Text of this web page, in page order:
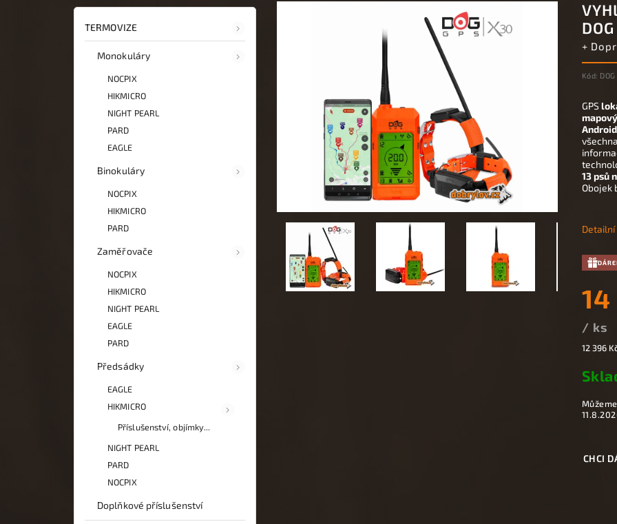
TERMOVIZE
Monokuláry
NOCPIX
HIKMICRO
NIGHT PEARL
PARD
EAGLE
Binokuláry
NOCPIX
HIKMICRO
PARD
Zaměřovače
NOCPIX
HIKMICRO
NIGHT PEARL
EAGLE
PARD
Předsádky
EAGLE
HIKMICRO
Příslušenství, objímky...
NIGHT PEARL
PARD
NOCPIX
Doplňkové příslušenství
+
Kód:
/ ks
12 396
CHCI
GPS
13 psů
Obojek